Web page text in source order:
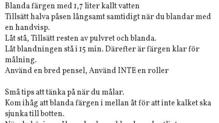
Blanda färgen med 1,7 liter kallt vatten
Tillsätt halva påsen långsamt samtidigt när du blandar med
en handvisp.
Låt stå, Tillsätt resten av pulvret och blanda.
Låt blandningen stå i 15 min. Därefter är färgen klar för
målning.
Använd en bred pensel, Använd INTE en roller
Små tips att tänka på när du målar.
Kom ihåg att blanda färgen i mellan åt för att inte kalket ska
sjunka till botten.